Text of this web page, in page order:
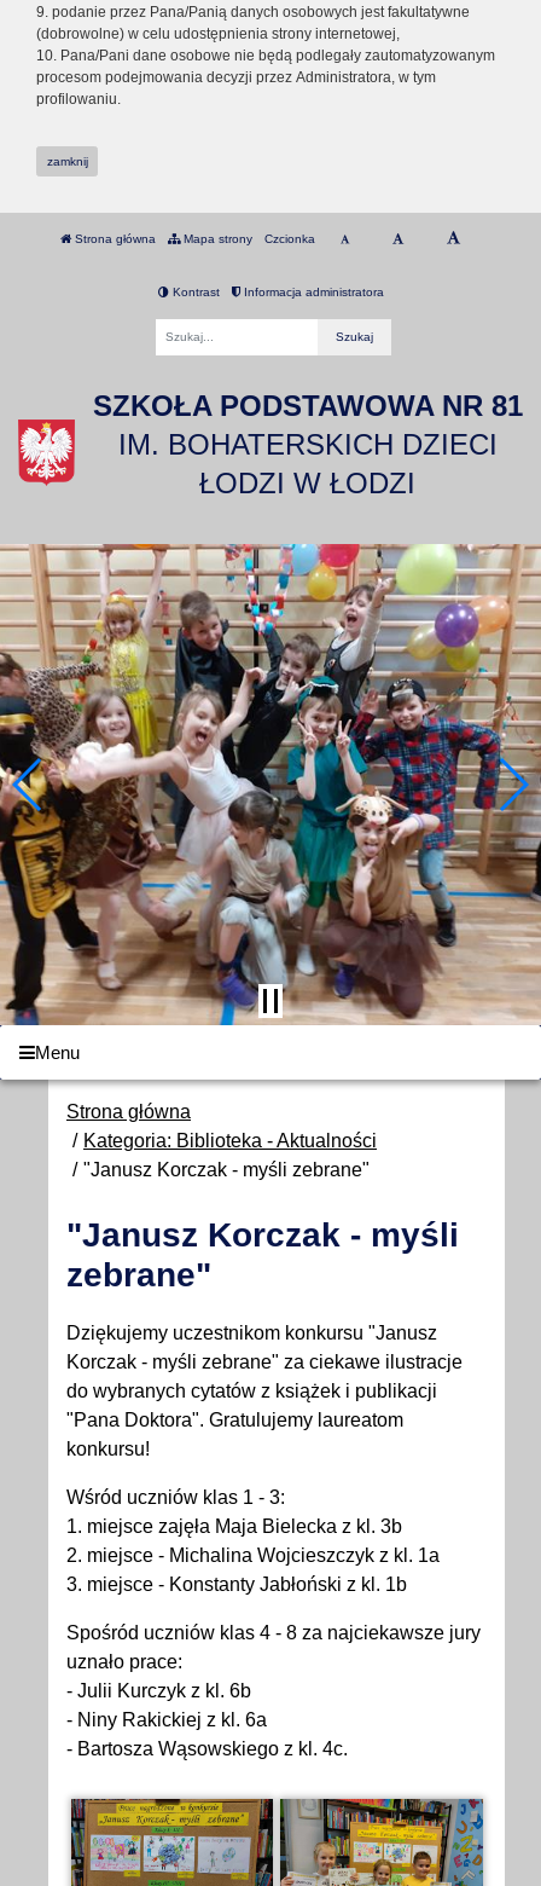
9. podanie przez Pana/Panią danych osobowych jest fakultatywne
(dobrowolne) w celu udostępnienia strony internetowej,
10. Pana/Pani dane osobowe nie będą podlegały zautomatyzowanym
procesom podejmowania decyzji przez Administratora, w tym
profilowaniu.
zamknij
Strona główna Mapa strony Czcionka
Kontrast Informacja administratora
SZKOŁA PODSTAWOWA NR 81
IM. BOHATERSKICH DZIECI
ŁODZI W ŁODZI
Menu
Strona główna
Kategoria: Biblioteka - Aktualności
"Janusz Korczak - myśli zebrane"
"Janusz Korczak - myśli
zebrane"
Dziękujemy uczestnikom konkursu "Janusz
Korczak - myśli zebrane" za ciekawe ilustracje
do wybranych cytatów z książek i publikacji
"Pana Doktora". Gratulujemy laureatom
konkursu!
Wśród uczniów klas 1 - 3:
1. miejsce zajęła Maja Bielecka z kl. 3b
2. miejsce - Michalina Wojcieszczyk z kl. 1a
3. miejsce - Konstanty Jabłoński z kl. 1b
Spośród uczniów klas 4 - 8 za najciekawsze jury
uznało prace:
- Julii Kurczyk z kl. 6b
- Niny Rakickiej z kl. 6a
- Bartosza Wąsowskiego z kl. 4c.